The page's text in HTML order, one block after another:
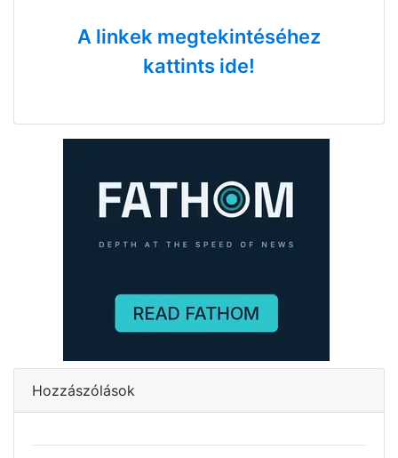
A linkek megtekintéséhez
kattints ide!
Hozzászólások